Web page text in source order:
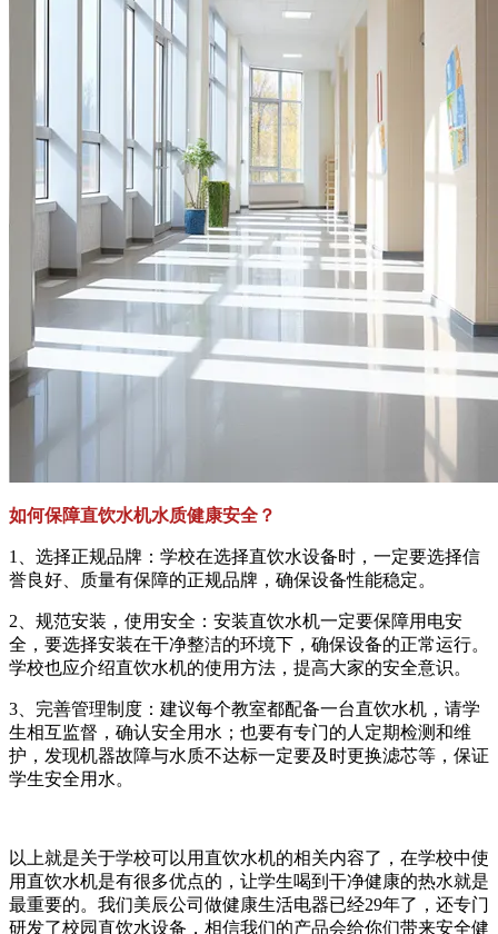
如何保障直饮水机水质健康安全？
1、选择正规品牌：学校在选择直饮水设备时，一定要选择信
誉良好、质量有保障的正规品牌，确保设备性能稳定。
2、规范安装，使用安全：安装直饮水机一定要保障用电安
全，要选择安装在干净整洁的环境下，确保设备的正常运行。
学校也应介绍直饮水机的使用方法，提高大家的安全意识。
3、完善管理制度：建议每个教室都配备一台直饮水机，请学
生相互监督，确认安全用水；也要有专门的人定期检测和维
护，发现机器故障与水质不达标一定要及时更换滤芯等，保证
学生安全用水。
以上就是关于学校可以用直饮水机的相关内容了，在学校中使
用直饮水机是有很多优点的，让学生喝到干净健康的热水就是
最重要的。我们美辰公司做健康生活电器已经29年了，还专门
研发了校园直饮水设备，相信我们的产品会给你们带来安全健